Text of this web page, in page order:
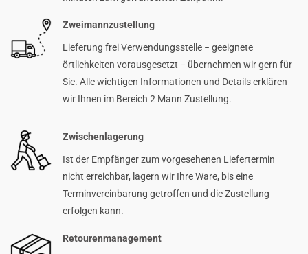
Zweimannzustellung
Lieferung frei Verwendungsstelle − geeignete
örtlichkeiten vorausgesetzt − übernehmen wir gern für
Sie. Alle wichtigen Informationen und Details erklären
wir Ihnen im Bereich 2 Mann Zustellung.
Zwischenlagerung
Ist der Empfänger zum vorgesehenen Liefertermin
nicht erreichbar, lagern wir Ihre Ware, bis eine
Terminvereinbarung getroffen und die Zustellung
erfolgen kann.
Retourenmanagement